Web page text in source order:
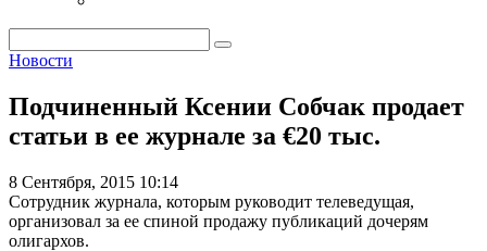
Новости
Подчиненный Ксении Собчак продает
статьи в ее журнале за €20 тыс.
8 Сентября, 2015 10:14
Сотрудник журнала, которым руководит телеведущая,
организовал за ее спиной продажу публикаций дочерям
олигархов.